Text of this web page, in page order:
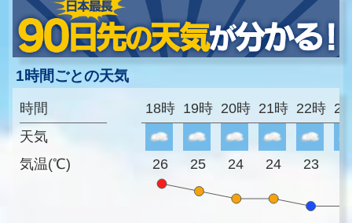
1時間ごとの天気
時間
天気
気温(℃)
18時 19時 20時 21時 22時
26 25 24 24 23